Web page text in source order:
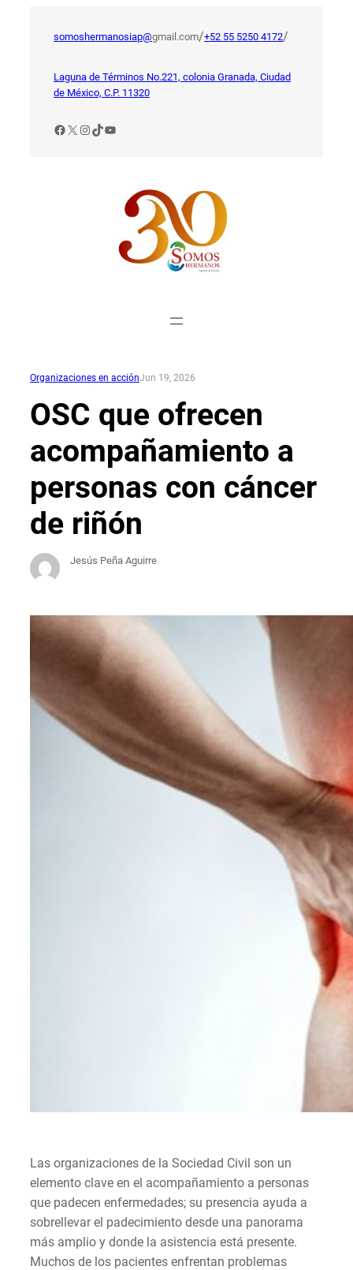
somoshermanosiap@gmail.com/+52 55 5250 4172/
Laguna de Términos No.221, colonia Granada, Ciudad
de México, C.P. 11320
Facebook
X Instagram
TikTok
YouTube
Organizaciones en acciónJun 19, 2026
OSC que ofrecen
acompañamiento a
personas con cáncer
de riñón
Jesús Peña Aguirre
Las organizaciones de la Sociedad Civil son un
elemento clave en el acompañamiento a personas
que padecen enfermedades; su presencia ayuda a
sobrellevar el padecimiento desde una panorama
más amplio y donde la asistencia está presente.
Muchos de los pacientes enfrentan problemas